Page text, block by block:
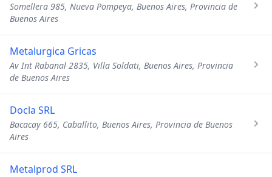
Somellera 985, Nueva Pompeya, Buenos Aires, Provincia de
Buenos Aires
Metalurgica Gricas
Av Int Rabanal 2835, Villa Soldati, Buenos Aires, Provincia
de Buenos Aires
Docla SRL
Bacacay 665, Caballito, Buenos Aires, Provincia de Buenos
Aires
Metalprod SRL